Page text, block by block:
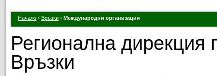
Начало › Връзки › Международни организации
Регионална дирекция
Връзки